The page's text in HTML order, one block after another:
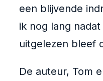
een blijvende
ik nog lang
uitgelezen bleef
De auteur, Tom